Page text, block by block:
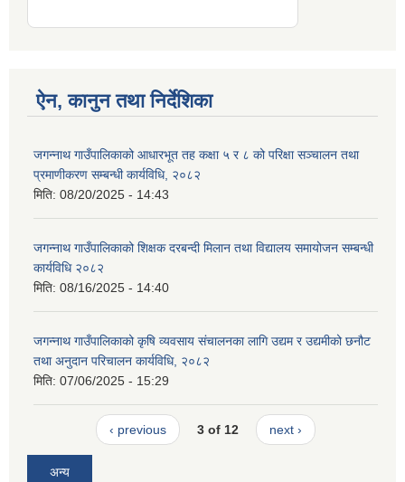
ऐन, कानुन तथा निर्देशिका
जगन्नाथ गाउँपालिकाको आधारभूत तह कक्षा ५ र ८ को परिक्षा सञ्चालन तथा
प्रमाणीकरण सम्बन्धी कार्यविधि, २०८२
मिति: 08/20/2025 - 14:43
जगन्नाथ गाउँपालिकाको शिक्षक दरबन्दी मिलान तथा विद्यालय समायोजन सम्बन्धी
कार्यविधि २०८२
मिति: 08/16/2025 - 14:40
जगन्नाथ गाउँपालिकाको क‍ृषि व्यवसाय संचालनका लागि उद्यम र उद्यमीको छनौट
तथा अनुदान परिचालन कार्यविधि, २०८२
मिति: 07/06/2025 - 15:29
‹ previous 3 of 12 next ›
अन्य